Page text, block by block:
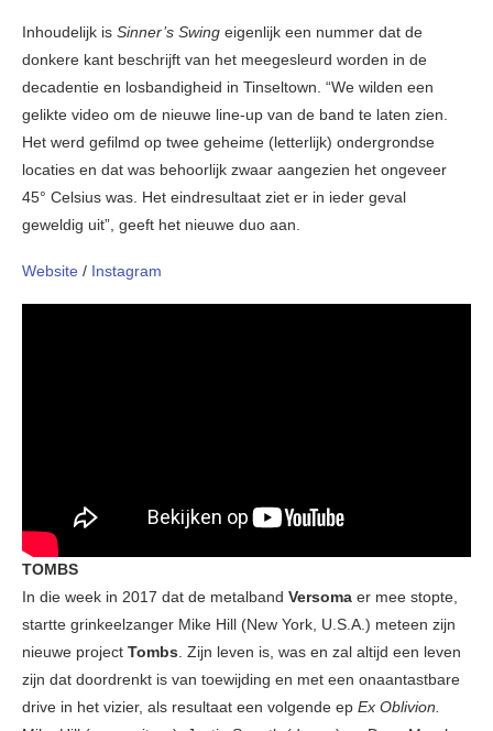
Inhoudelijk is Sinner’s Swing eigenlijk een nummer dat de
donkere kant beschrijft van het meegesleurd worden in de
decadentie en losbandigheid in Tinseltown. “We wilden een
gelikte video om de nieuwe line-up van de band te laten zien.
Het werd gefilmd op twee geheime (letterlijk) ondergrondse
locaties en dat was behoorlijk zwaar aangezien het ongeveer
45° Celsius was. Het eindresultaat ziet er in ieder geval
geweldig uit”, geeft het nieuwe duo aan.
Website / Instagram
TOMBS
In die week in 2017 dat de metalband Versoma er mee stopte,
startte grinkeelzanger Mike Hill (New York, U.S.A.) meteen zijn
nieuwe project Tombs. Zijn leven is, was en zal altijd een leven
zijn dat doordrenkt is van toewijding en met een onaantastbare
drive in het vizier, als resultaat een volgende ep Ex Oblivion.